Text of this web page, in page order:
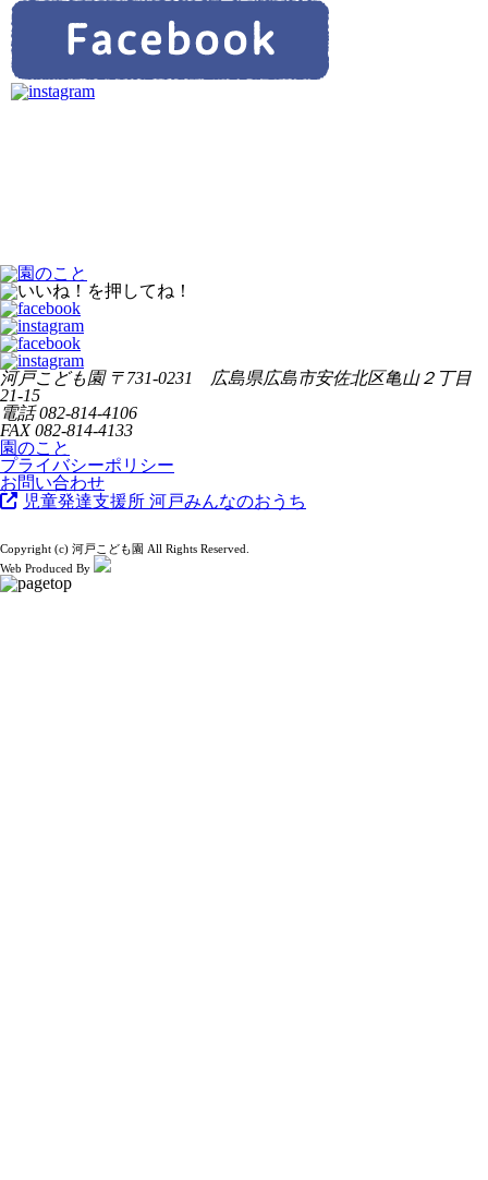
河戸こども園〒731-0231 広島県広島市安佐北区亀山２丁目
21-15
電話082-814-4106
FAX082-814-4133
園のこと
プライバシーポリシー
お問い合わせ
児童発達支援所 河戸みんなのおうち
Copyright (c) 河戸こども園 All Rights Reserved.
Web Produced By